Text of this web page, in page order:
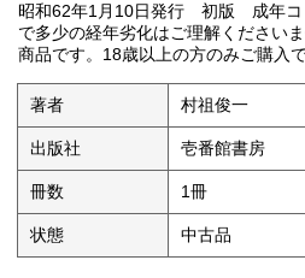
昭和62年1月10日発行 初版 成年コ
で多少の経年劣化はご理解ください
商品です。18歳以上の方のみご購入で
著者 村祖俊一
出版社 壱番館書房
冊数 1冊
状態 中古品